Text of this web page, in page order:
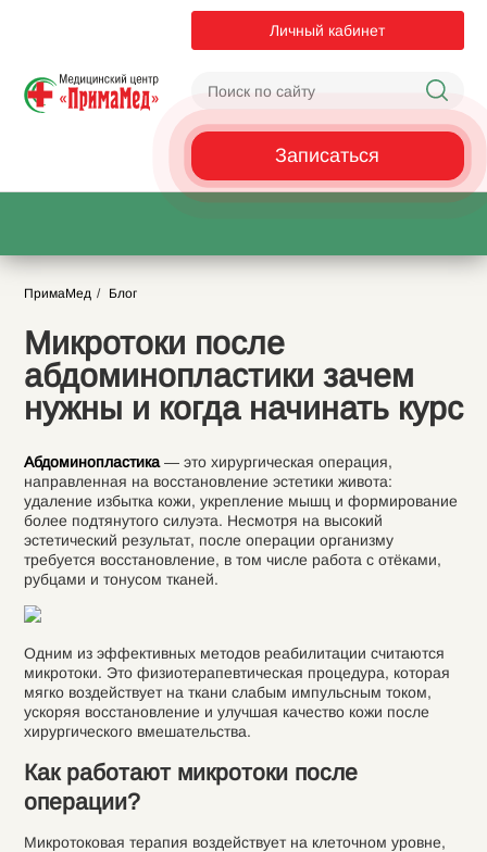
Личный кабинет
Записаться
ПримаМед Блог
Микротоки после
абдоминопластики зачем
нужны и когда начинать курс
Абдоминопластика— это хирургическая операция,
направленная на восстановление эстетики живота:
удаление избытка кожи, укрепление мышц и формирование
более подтянутого силуэта. Несмотря на высокий
эстетический результат, после операции организму
требуется восстановление, в том числе работа с отёками,
рубцами и тонусом тканей.
Одним из эффективных методов реабилитации считаются
микротоки. Это физиотерапевтическая процедура, которая
мягко воздействует на ткани слабым импульсным током,
ускоряя восстановление и улучшая качество кожи после
хирургического вмешательства.
Как работают микротоки после
операции?
Микротоковая терапия воздействует на клеточном уровне,